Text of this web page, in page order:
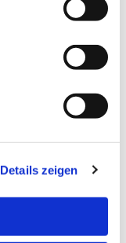
Details zeigen